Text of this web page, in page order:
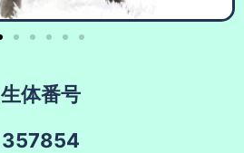
生体番号
357854